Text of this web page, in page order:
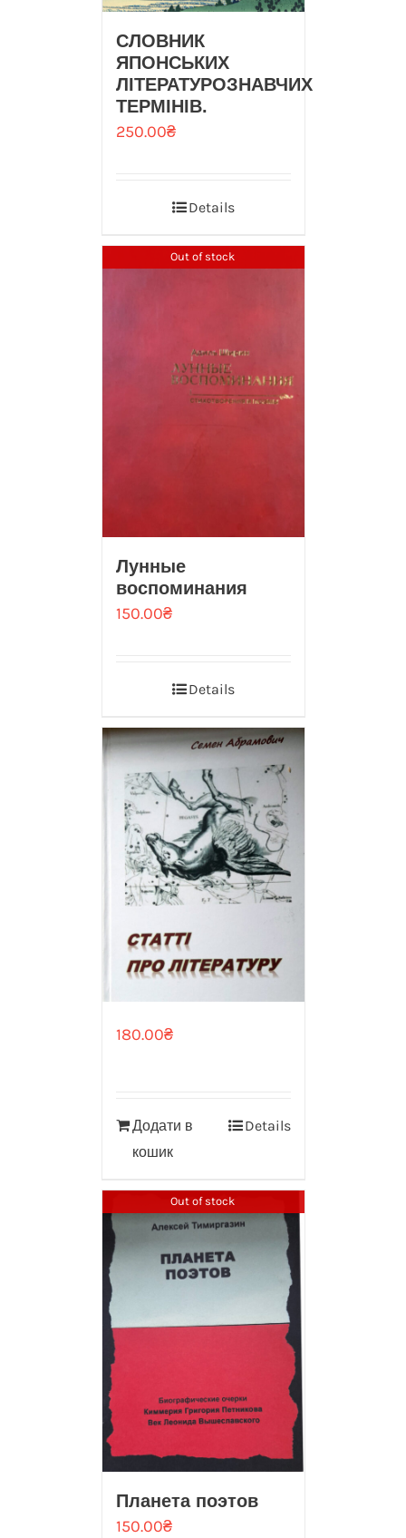
СЛОВНИК
ЯПОНСЬКИХ
ЛІТЕРАТУРОЗНАВЧИХ
ТЕРМІНІВ.
250.00₴
Details
Out of stock
Лунные
воспоминания
150.00₴
Details
180.00₴
Додати в
кошик
Details
Out of stock
Планета поэтов
150.00₴